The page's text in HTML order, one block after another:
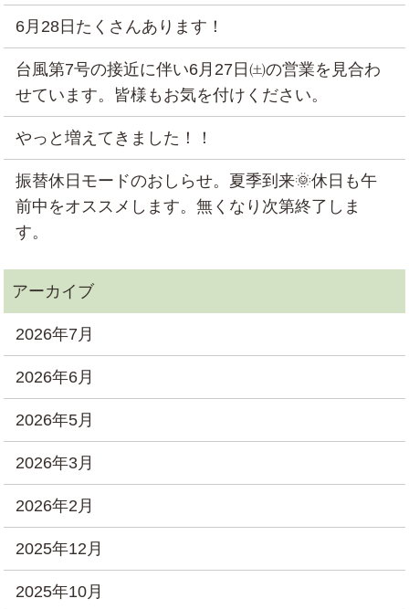
6月28日たくさんあります！
台風第7号の接近に伴い6月27日㈯の営業を見合わ
せています。皆様もお気を付けください。
やっと増えてきました！！
振替休日モードのおしらせ。夏季到来🌞休日も午
前中をオススメします。無くなり次第終了しま
す。
2026年7月
2026年6月
2026年5月
2026年3月
2026年2月
2025年12月
2025年10月